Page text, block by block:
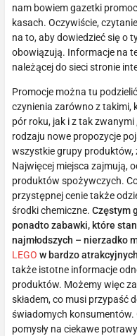
nam bowiem gazetki
kasach. Oczywiście,
na to, aby dowiedzieć się o
obowiązują. Informacje na
należącej do sieci stronie
Promocje można tu
czynienia zarówno z takimi,
pór roku, jak i z tak
rodzaju nowe propozycje
wszystkie grupy produktów,
Najwięcej miejsca zajmują,
produktów spożywczych.
przystępnej cenie także
środki chemiczne. Częstym
ponadto zabawki, które
najmłodszych – nierzadko
LEGO w bardzo
także istotne informacje
produktów. Możemy więc
składem, co musi przypaść
świadomych
pomysły na ciekawe